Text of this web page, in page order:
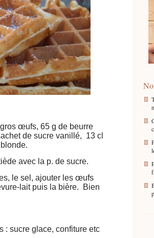
œufs, 65 g de beurre
de sucre vanillé, 13 cl
avec la p. de sucre.
le sel, ajouter les œufs
lait puis la bière. Bien
: sucre glace, confiture etc